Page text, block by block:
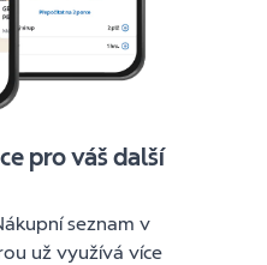
pro váš další
seznam v
už využívá více